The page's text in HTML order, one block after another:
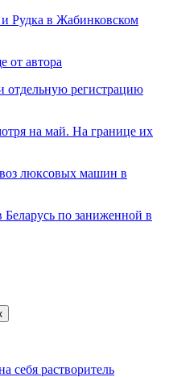
Рудка в Жабинковском
от автора
отдельную регистрацию
на май. На границе их
люксовых машин в
по заниженной в
себя растворитель